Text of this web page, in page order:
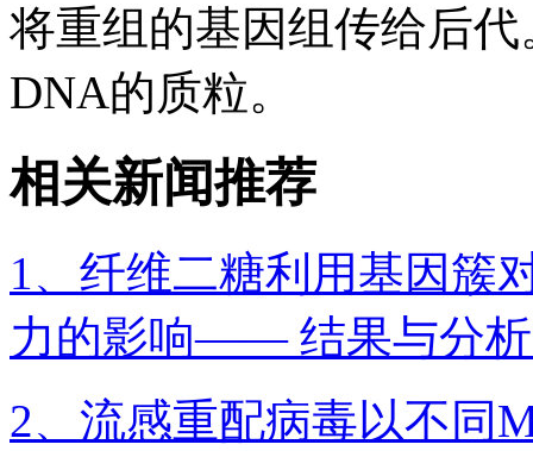
将重组的基因组传给后
DNA的质粒。
相关新闻推荐
1、纤维二糖利用基因簇
力的影响—— 结果与分
2、流感重配病毒以不同